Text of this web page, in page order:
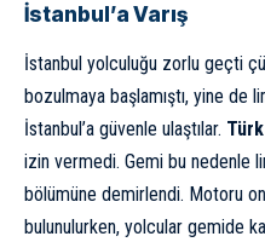
İstanbul’a Varış
İstanbul yolculuğu zorlu geçti
bozulmaya başlamıştı, yine de
İstanbul’a güvenle ulaştılar.
izin vermedi. Gemi bu nedenle
bölümüne demirlendi. Motoru
bulunulurken, yolcular gemide